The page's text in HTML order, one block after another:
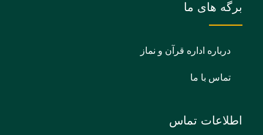
برگه های ما
درباره اداره قرآن و نماز
تماس با ما
اطلاعات تماس